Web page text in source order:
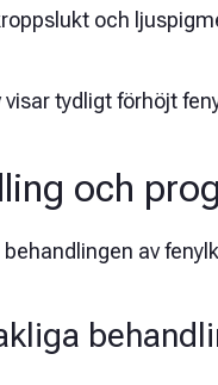
och
tydligt förhöjt
och
av